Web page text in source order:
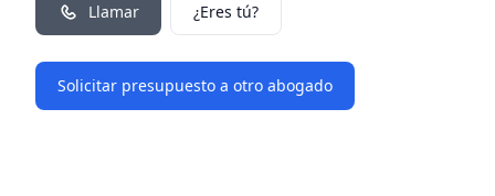
Llamar ¿Eres tú?
Solicitar presupuesto a otro abogado